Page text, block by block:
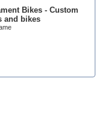
Bikes - Custom
and bikes